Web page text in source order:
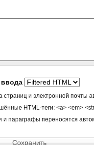
страниц и электронной почты
HTML-теги: <a> <em>
и параграфы переносятся